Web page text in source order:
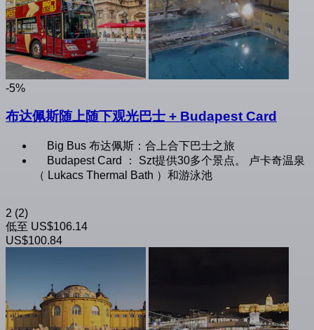
-5%
布达佩斯随上随下观光巴士 + Budapest Card
Big Bus 布达佩斯：合上合下巴士之旅
Budapest Card ： Szt提供30多个景点。 卢卡奇温泉
（ Lukacs Thermal Bath ）和游泳池
2 (2)
低至 US$106.14
US$100.84